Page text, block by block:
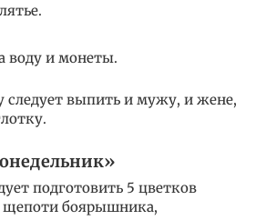
воду и монеты.
следует выпить и мужу, и жене,
подготовить 5 цветков
боярышника,